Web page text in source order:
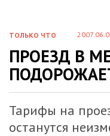
ТОЛЬКО ЧТО
ПРОЕЗД В
Тарифы на
останутся